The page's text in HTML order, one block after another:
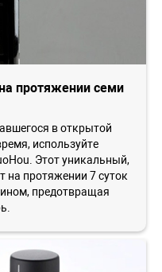
протяжении семи
в открытой
используйте
Этот уникальный,
на протяжении 7 суток
предотвращая